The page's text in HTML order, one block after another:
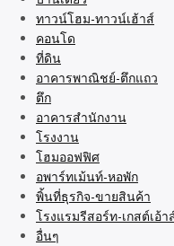
ทาวน์โฮม-ทาวน์เฮ้าส์
คอนโด
ที่ดิน
อาคารพาณิชย์-ตึกแถว
ตึก
อาคารสำนักงาน
โรงงาน
โฮมออฟฟิศ
อพาร์ทเม้นท์-หอพัก
พิ้นที่ธุรกิจ-ขายสินค้า
โรงแรมรีสอร์ท-เกสต์เอ้า
อื่นๆ